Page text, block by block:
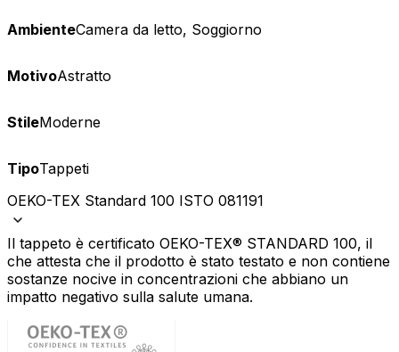
AmbienteCamera da letto, Soggiorno
MotivoAstratto
StileModerne
TipoTappeti
OEKO-TEX Standard 100 ISTO 081191
Il tappeto è certificato OEKO-TEX® STANDARD 100, il
che attesta che il prodotto è stato testato e non contiene
sostanze nocive in concentrazioni che abbiano un
impatto negativo sulla salute umana.